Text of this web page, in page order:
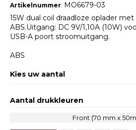
Artikelnummer: MO6679-03
15W dual coil draadloze oplader
ABS.Uitgang: DC 9V/1,10A (10W)
USB-A poort stroomuitgang.
ABS
Kies uw aantal
Aantal drukkleuren
Front (70 mm x